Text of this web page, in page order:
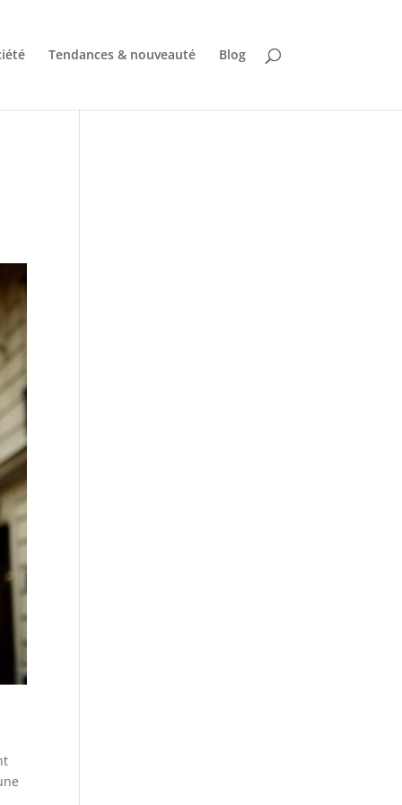
Tendances & nouveauté Blog